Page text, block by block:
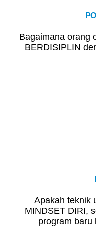
Bagaimana orang
BERDISIPLIN
Apakah teknik
MINDSET DIRI,
program baru